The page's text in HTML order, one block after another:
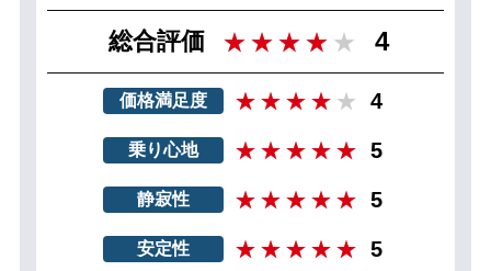
総合評価 4
価格満足度 4
乗り心地 5
静寂性 5
安定性 5